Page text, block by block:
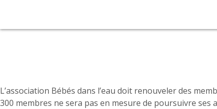
L’association Bébés dans l’eau doit renouveler des
300 membres ne sera pas en mesure de poursuivre ses